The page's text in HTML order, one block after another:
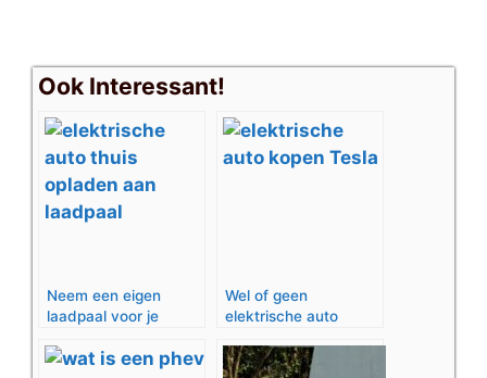
Ook Interessant!
Neem een eigen
laadpaal voor je
de deur
Wel of geen
elektrische auto
voor- en nadelen?